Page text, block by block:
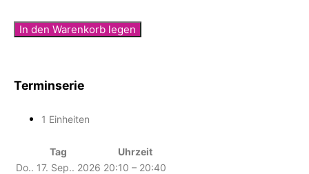
In den Warenkorb legen
Terminserie
1 Einheiten
Tag
Uhrzeit
Do.. 17. Sep.. 2026 20:10 – 20:40